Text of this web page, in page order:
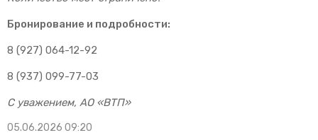
Бронирование и подробности:
8 (927) 064-12-92
8 (937) 099-77-03
С уважением, АО «ВТП»
05.06.2026 09:20